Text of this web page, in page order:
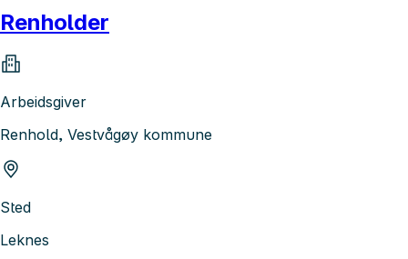
Renholder
Arbeidsgiver
Renhold, Vestvågøy kommune
Sted
Leknes